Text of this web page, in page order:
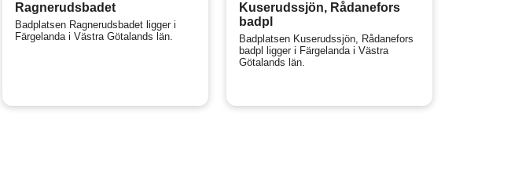
Ragnerudsbadet
Badplatsen Ragnerudsbadet ligger i
Färgelanda i Västra Götalands län.
Kuserudssjön, Rådanefors
badpl
Badplatsen Kuserudssjön, Rådanefors
badpl ligger i Färgelanda i Västra
Götalands län.